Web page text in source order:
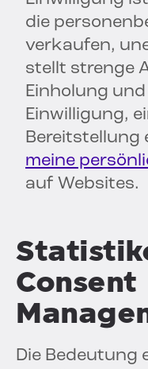
die
verkaufen,
stellt strenge
Einholung
Einwilligung,
Bereitstellung
meine
auf Websites.
Consent
Die Bedeutung